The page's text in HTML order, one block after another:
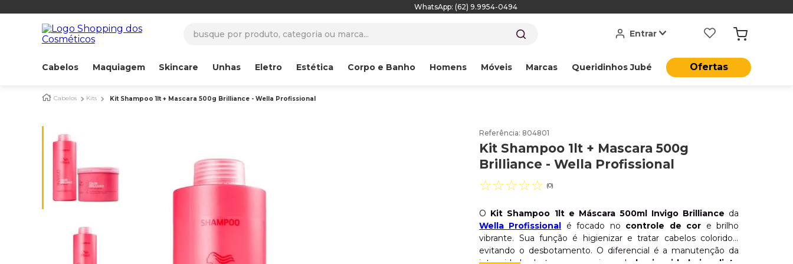
WhatsApp: (62) 9.9954-0494
Entrar
Cabelos Maquiagem Skincare Unhas Eletro Estética Corpo e Banho Homens Móveis Marcas Queridinhos Jubé Ofertas
Cabelos Kits Kit Shampoo 1lt + Mascara 500g Brilliance - Wella Profissional
Referência: 804801
Kit Shampoo 1lt + Mascara 500g
Brilliance - Wella Profissional
☆☆☆☆☆ (0)
O Kit Shampoo 1lt e Máscara 500ml Invigo Brilliance da
Wella Profissional é focado no controle de cor e brilho
vibrante. Sua função é higienizar e tratar cabelos coloridos,
evitando o desbotamento. O diferencial é a manutenção da